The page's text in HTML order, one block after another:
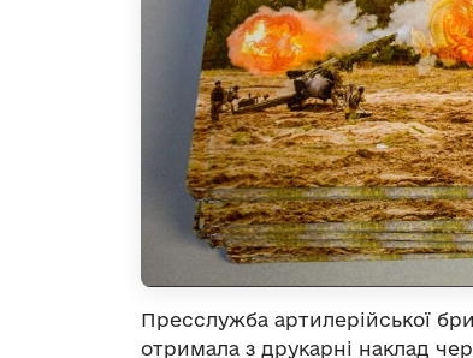
Пресслужба артилерійської
отримала з друкарні наклад